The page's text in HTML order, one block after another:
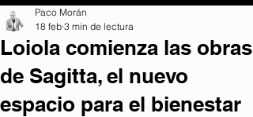
Loiola comienza las obras
de Sagitta, el nuevo
espacio para el bienestar
Paco Morán
18 feb 3 min de lectura